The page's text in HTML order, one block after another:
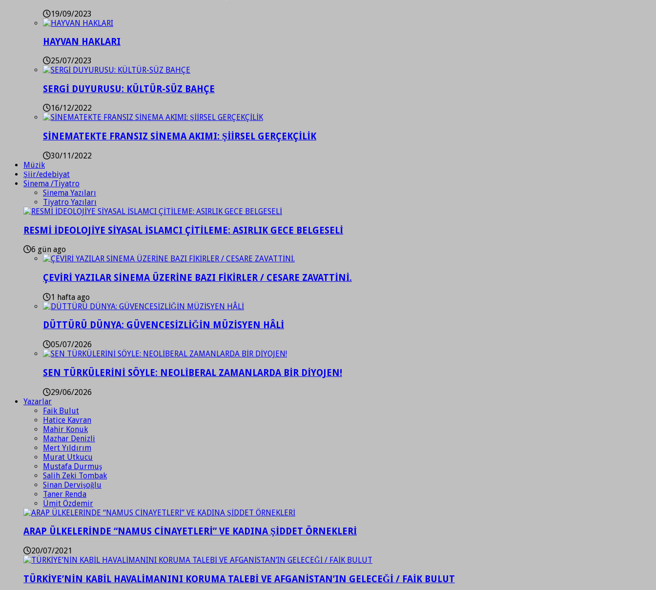
19/09/2023
HAYVAN HAKLARI
25/07/2023
SERGİ DUYURUSU: KÜLTÜR-SÜZ BAHÇE
16/12/2022
SİNEMATEKTE FRANSIZ SİNEMA AKIMI: ŞİİRSEL GERÇEKÇİLİK
30/11/2022
Müzik
Şiir/edebiyat
Sinema /Tiyatro
Sinema Yazıları
Tiyatro Yazıları
RESMİ İDEOLOJİYE SİYASAL İSLAMCI ÇİTİLEME: ASIRLIK GECE BELGESELİ
6 gün ago
ÇEVİRİ YAZILAR SİNEMA ÜZERİNE BAZI FİKİRLER / CESARE ZAVATTİNİ.
1 hafta ago
DÜTTÜRÜ DÜNYA: GÜVENCESİZLİĞİN MÜZİSYEN HÂLİ
05/07/2026
SEN TÜRKÜLERİNİ SÖYLE: NEOLİBERAL ZAMANLARDA BİR DİYOJEN!
29/06/2026
Yazarlar
Faik Bulut
Hatice Kavran
Mahir Konuk
Mazhar Denizli
Mert Yıldırım
Murat Utkucu
Mustafa Durmuş
Salih Zeki Tombak
Sinan Dervişoğlu
Taner Renda
Ümit Özdemir
ARAP ÜLKELERİNDE “NAMUS CİNAYETLERİ” VE KADINA ŞİDDET ÖRNEKLERİ
20/07/2021
TÜRKİYE’NİN KABİL HAVALİMANINI KORUMA TALEBİ VE AFGANİSTAN’IN GELECEĞİ / FAİK BULUT